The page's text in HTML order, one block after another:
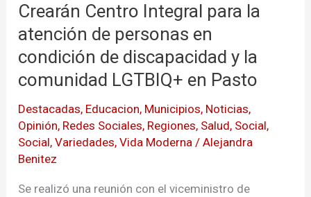
Crearán Centro Integral para la
atención de personas en
condición de discapacidad y la
comunidad LGTBIQ+ en Pasto
Destacadas, Educacion, Municipios, Noticias,
Opinión, Redes Sociales, Regiones, Salud, Social,
Social,Variedades,Vida Moderna /Alejandra
Benitez
Se realizó una reunión con el viceministro de
Integral
para
de
personas
en
condición
de
discapacidad